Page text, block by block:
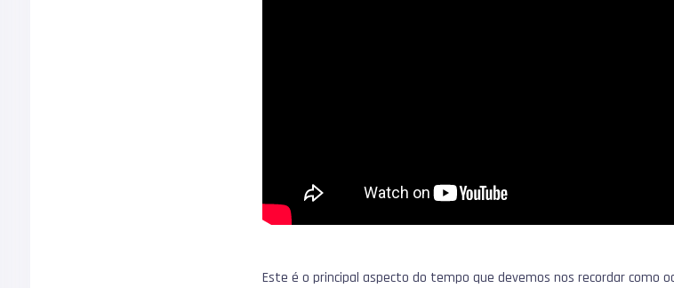
Este é o principal aspecto do tempo que devemos nos recordar como